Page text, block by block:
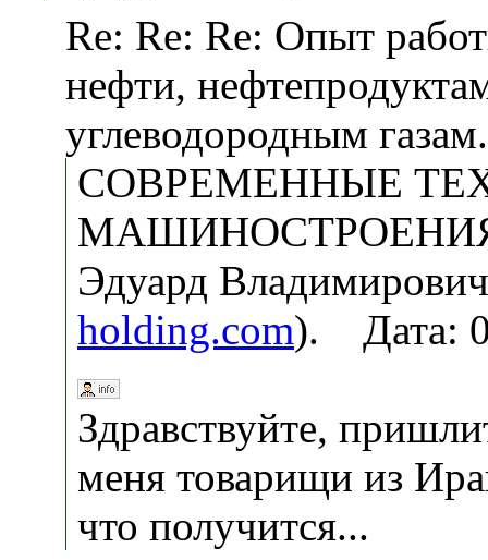
Re: Re: Re: Опыт
нефти,
углеводородным газам.
СОВРЕМЕННЫЕ
Эдуард
holding.com). Дата:
Здравствуйте,
меня товарищи из
что получится...